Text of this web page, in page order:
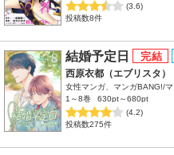
(3.6)
投稿数8件
結婚予定日
西原衣都（エブリスタ）
女性マンガ、マンガBANG!/
1～8巻
630pt～680pt
(4.2)
投稿数275件